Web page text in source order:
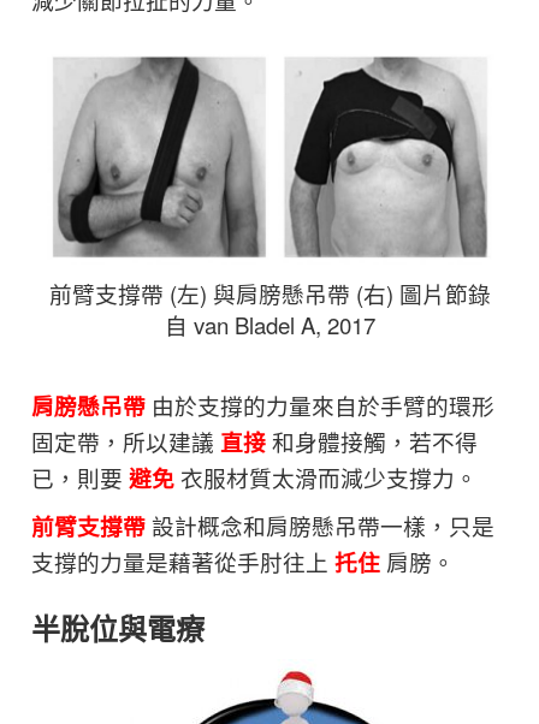
前臂支撐帶 (左) 與肩膀懸吊帶 (右) 圖片節錄
自 van Bladel A, 2017
肩膀懸吊帶 由於支撐的力量來自於手臂的環形
固定帶，所以建議直接 和身體接觸，若不得
已，則要避免 衣服材質太滑而減少支撐力。
前臂支撐帶 設計概念和肩膀懸吊帶一樣，只是
支撐的力量是藉著從手肘往上托住 肩膀。
半脫位與電療